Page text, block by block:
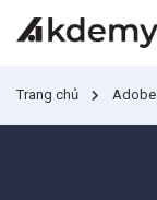
Trang chủ Adobe